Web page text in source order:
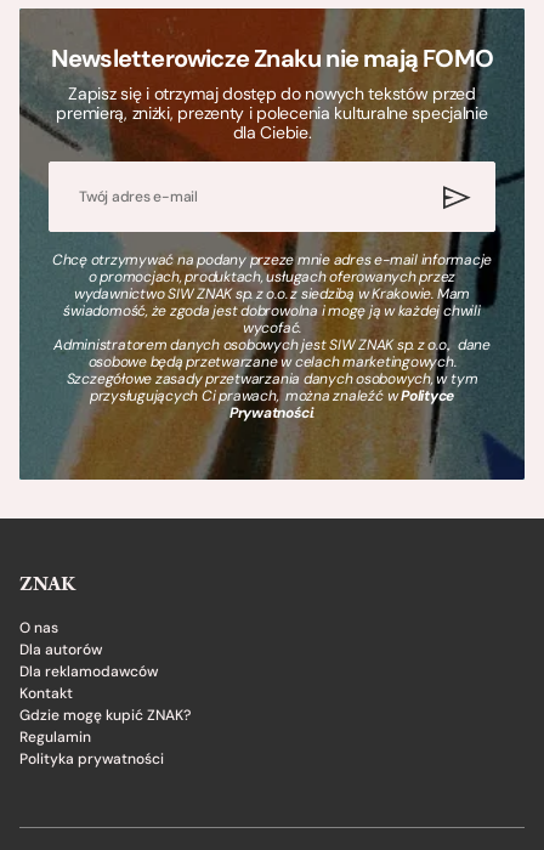
Newsletterowicze Znaku nie mają FOMO
Zapisz się i otrzymaj dostęp do nowych tekstów przed
premierą, zniżki, prezenty i polecenia kulturalne specjalnie
dla Ciebie.
Chcę otrzymywać na podany przeze mnie adres e-mail informacje
o promocjach, produktach, usługach oferowanych przez
wydawnictwo SIW ZNAK sp. z o.o. z siedzibą w Krakowie. Mam
świadomość, że zgoda jest dobrowolna i mogę ją w każdej chwili
wycofać.
Administratorem danych osobowych jest SIW ZNAK sp. z o.o., dane
osobowe będą przetwarzane w celach marketingowych.
Szczegółowe zasady przetwarzania danych osobowych, w tym
przysługujących Ci prawach, można znaleźć wPolityce
Prywatności.
ZNAK
O nas
Dla autorów
Dla reklamodawców
Kontakt
Gdzie mogę kupić ZNAK?
Regulamin
Polityka prywatności